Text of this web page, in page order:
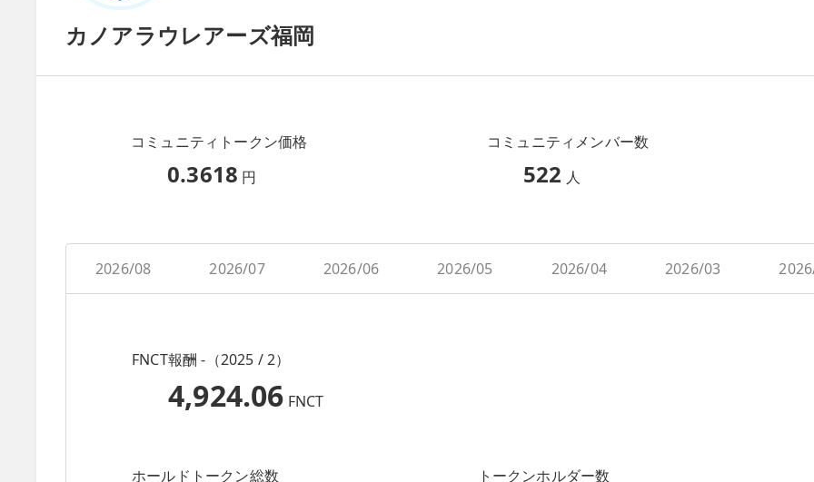
カノアラウレアーズ福岡
コミュニティトークン価格
0.3618 円
コミュニティメンバー数
522 人
2026/08 2026/07 2026/06 2026/05 2026/04 2026/03
FNCT報酬 -（2025 / 2）
4,924.06 FNCT
ホールドトークン総数 トークンホルダー数